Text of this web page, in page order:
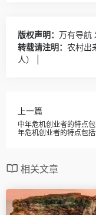
版权声明： 万有导航
转载请注明： 农村出
人） |
上一篇
中年危机创业者的特点
年危机创业者的特点包括
相关文章